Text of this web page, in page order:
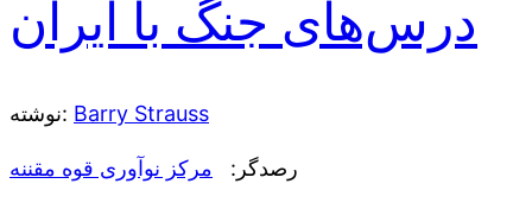
درس‌های جنگ با ایران
نوشته: Barry Strauss
رصدگر: مرکز نوآوری قوه مقننه